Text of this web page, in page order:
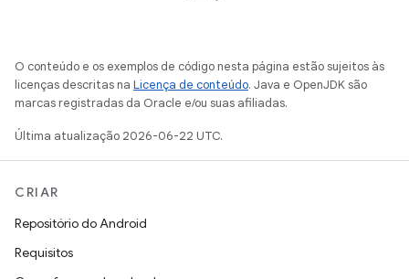
O conteúdo e os exemplos de código nesta página estão sujeitos às
licenças descritas na Licença de conteúdo. Java e OpenJDK são
marcas registradas da Oracle e/ou suas afiliadas.
Última atualização 2026-06-22 UTC.
CRIAR
Repositório do Android
Requisitos